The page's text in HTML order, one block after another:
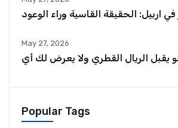
في اربيل: الحقيقة القاسية وراء الوعود
May 27, 2026
يقبل الريال القطري ولا يعرض لك أي
Popular Tags